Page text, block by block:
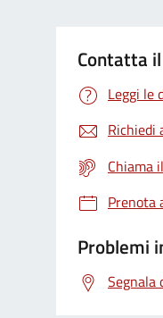
Contatta
Leggi le
Richiedi
Chiama
Prenota
Problemi
Segnala